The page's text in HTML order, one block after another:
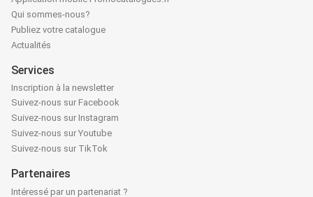
Qui sommes-nous?
Publiez votre catalogue
Actualités
Services
Inscription à la newsletter
Suivez-nous sur Facebook
Suivez-nous sur Instagram
Suivez-nous sur Youtube
Suivez-nous sur TikTok
Partenaires
Intéressé par un partenariat ?